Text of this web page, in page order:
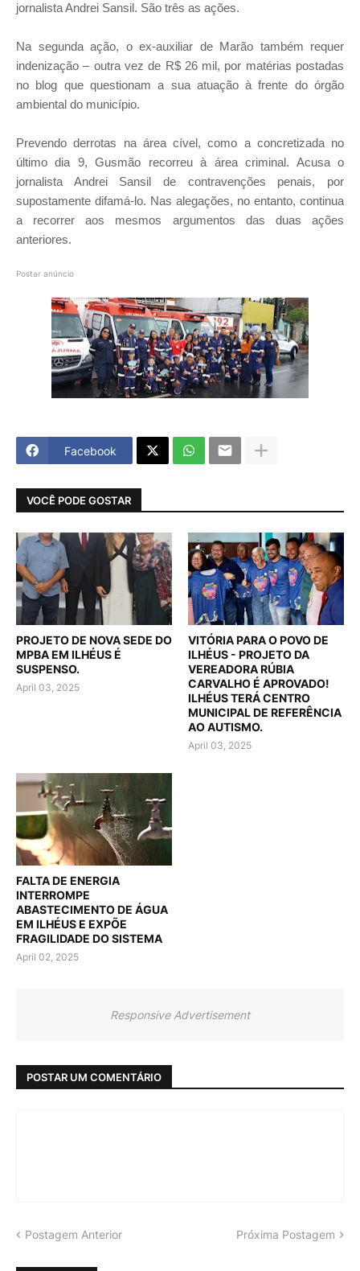
jornalista Andrei Sansil. São três as ações.
Na segunda ação, o ex-auxiliar de Marão também requer
indenização – outra vez de R$ 26 mil, por matérias postadas
no blog que questionam a sua atuação à frente do órgão
ambiental do município.
Prevendo derrotas na área cível, como a concretizada no
último dia 9, Gusmão recorreu à área criminal. Acusa o
jornalista Andrei Sansil de contravenções penais, por
supostamente difamá-lo. Nas alegações, no entanto, continua
a recorrer aos mesmos argumentos das duas ações
anteriores.
Postar anúncio
Facebook
VOCÊ PODE GOSTAR
PROJETO DE NOVA SEDE DO
MPBA EM ILHÉUS É
SUSPENSO.
April 03, 2025
VITÓRIA PARA O POVO DE
ILHÉUS - PROJETO DA
VEREADORA RÚBIA
CARVALHO É APROVADO!
ILHÉUS TERÁ CENTRO
MUNICIPAL DE REFERÊNCIA
AO AUTISMO.
April 03, 2025
FALTA DE ENERGIA
INTERROMPE
ABASTECIMENTO DE ÁGUA
EM ILHÉUS E EXPÕE
FRAGILIDADE DO SISTEMA
April 02, 2025
Responsive Advertisement
POSTAR UM COMENTÁRIO
Postagem Anterior Próxima Postagem